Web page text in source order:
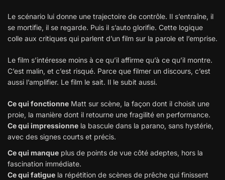
Le scénario lui donne une trajectoire de contrôle. Il s’entraîne, il
se mortifie, il se regarde. Puis il s’auto glorifie. Cette logique
colle aux critiques qui parlent d’un film sur la parole et l’emprise.
Le film s’intéresse moins à ce qu’il affirme qu’à ce qu’il montre.
C’est malin, et c’est risqué. Parce que filmer un discours, c’est
aussi l’amplifier. Le film le sait. Il le subit aussi.
Ce qui fonctionne Matt sur scène, la façon dont il choisit une
proie, la manière dont il retourne une fragilité en performance.
Ce qui impressionne la bascule dans la parano, sans hystérie,
avec des signes courts et précis.
Ce qui manque plus de points de vue côté adeptes, hors la
fascination immédiate.
Ce qui fatigue la répétition de scènes de prêche qui finissent